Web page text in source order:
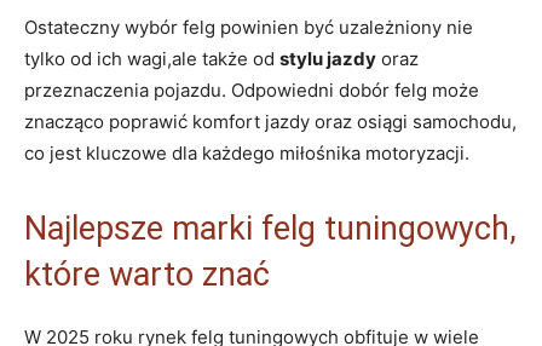
Ostateczny wybór felg powinien być uzależniony nie
tylko od ich wagi,ale także od stylu jazdy oraz
przeznaczenia pojazdu. Odpowiedni dobór felg może
znacząco poprawić komfort jazdy oraz osiągi samochodu,
co jest kluczowe dla każdego miłośnika motoryzacji.
Najlepsze marki felg tuningowych,
które warto znać
W 2025 roku rynek felg tuningowych obfituje w wiele